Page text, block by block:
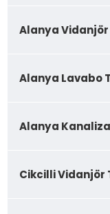
Alanya Vidanjör
Alanya Lavabo
Alanya
Cikcilli Vidanjör